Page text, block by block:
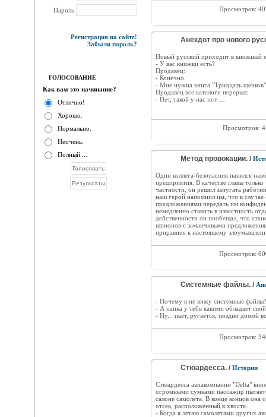
Пароль
Регистрация на сайте!
Забыли пароль?
ГОЛОСОВАНИЕ
Как вам это начинание?
Отлично!
Хорошо.
Нормально.
Неочень.
Полный ...
Просмотров:
Анекдот про нового
Hовый русский приходит в книжный
- У вас книжки есть?
Продавец:
- Конечно.
- Мне нужна книга "Тридцать
Продавец все каталоги перерыл:
- Нет, такой у нас нет. ...
Просмотров:
Метод провокации. /
Один коллега-безопасник нанялся
предприятия. В качестве главы
частности, он решил запугать
наш герой напомнил им, что в
предложениями передать им
немедленно ставить в известность
действенности он пообещал, что
шпионов с заманчивыми
приравнен к настоящему
Просмотров:
Cистемные файлы. /
- Почему я не вижу системные файлы?
- А папка у тебя какими обладает
- Ну... пьет, ругается, поздно домой
Просмотров:
Стюардесса. / Истории
Стюардесса авиакомпании "Delta"
огромными сумками пассажир
салоне самолета. В конце концов она
отсек, расположенный в хвосте.
- Когда я летаю самолетами других